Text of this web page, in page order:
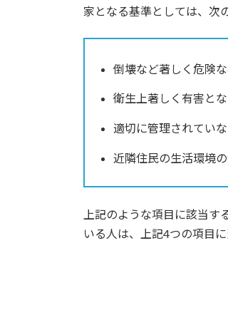
家となる基準としては、次
倒壊など著しく危険
衛生上著しく有害と
適切に管理されてい
近隣住民の生活環境
上記のような項目に該当
いる人は、上記4つの項目